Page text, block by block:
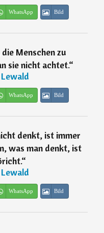
WhatsApp Bild
Menschen zu
sie nicht achtet.“
WhatsApp Bild
denkt, ist immer
was man denkt, ist
“
WhatsApp Bild